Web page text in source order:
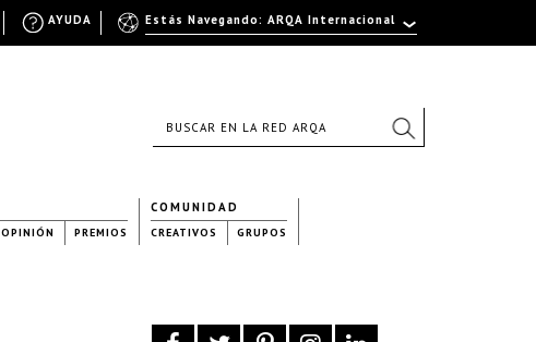
OPINIÓN PREMIOS
COMUNIDAD
CREATIVOS GRUPOS
Estás Navegando: ARQA Internacional
AYUDA